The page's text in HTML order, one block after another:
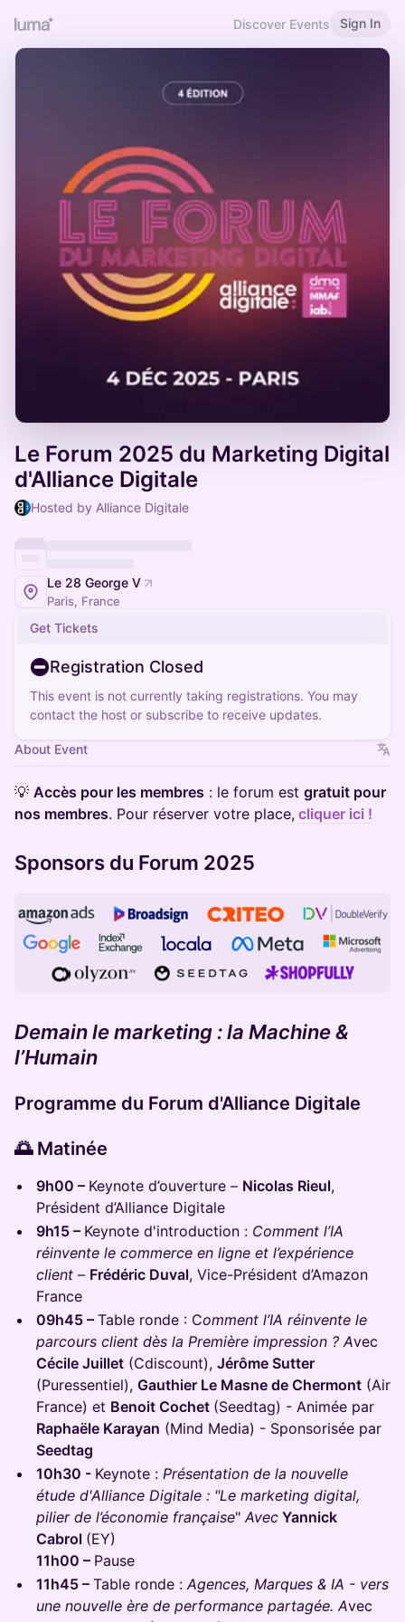
Discover Events Sign In
Le Forum 2025 du Marketing Digital
d'Alliance Digitale
Hosted by Alliance Digitale
Le 28 George V
Paris, France
Get Tickets
Registration Closed
This event is not currently taking registrations. You may
contact the host or subscribe to receive updates.
About Event
💡 Accès pour les membres : le forum est gratuit pour
nos membres. Pour réserver votre place, cliquer ici !
Sponsors du Forum 2025
Demain le marketing : la Machine &
l’Humain
Programme du Forum d'Alliance Digitale
🌅 Matinée
9h00 – Keynote d’ouverture – Nicolas Rieul,
Président d’Alliance Digitale
9h15 – Keynote d'introduction : Comment l’IA
réinvente le commerce en ligne et l’expérience
client – Frédéric Duval, Vice-Président d’Amazon
France
09h45 – Table ronde : Comment l’IA réinvente le
parcours client dès la Première impression ? Avec
Cécile Juillet (Cdiscount), Jérôme Sutter
(Puressentiel), Gauthier Le Masne de Chermont (Air
France) et Benoit Cochet (Seedtag) - Animée par
Raphaële Karayan (Mind Media) - Sponsorisée par
Seedtag
10h30 - Keynote : Présentation de la nouvelle
étude d'Alliance Digitale : "Le marketing digital,
pilier de l’économie française"Avec Yannick
Cabrol (EY)
11h00 – Pause
11h45 – Table ronde :Agences, Marques & IA - vers
une nouvelle ère de performance partagée. Avec